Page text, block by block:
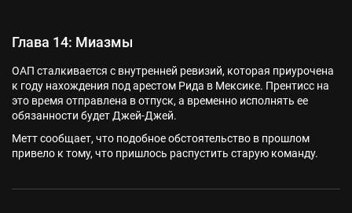
Глава 14: Миазмы
ОАП сталкивается с внутренней ревизий, которая приурочена
к году нахождения под арестом Рида в Мексике. Прентисс на
это время отправлена в отпуск, а временно исполнять ее
обязанности будет Джей-Джей.
Метт сообщает, что подобное обстоятельство в прошлом
привело к тому, что пришлось распустить старую команду.